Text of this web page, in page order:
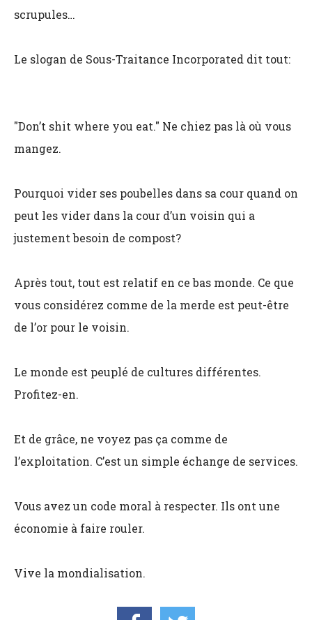
scrupules…
Le slogan de Sous-Traitance Incorporated dit tout:
"Don’t shit where you eat." Ne chiez pas là où vous
mangez.
Pourquoi vider ses poubelles dans sa cour quand on
peut les vider dans la cour d’un voisin qui a
justement besoin de compost?
Après tout, tout est relatif en ce bas monde. Ce que
vous considérez comme de la merde est peut-être
de l’or pour le voisin.
Le monde est peuplé de cultures différentes.
Profitez-en.
Et de grâce, ne voyez pas ça comme de
l’exploitation. C’est un simple échange de services.
Vous avez un code moral à respecter. Ils ont une
économie à faire rouler.
Vive la mondialisation.